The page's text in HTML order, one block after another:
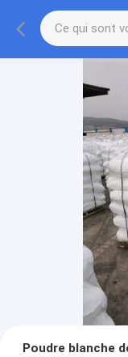
Poudre blanche